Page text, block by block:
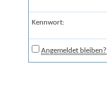
Kennwort:
Angemeldet bleiben?